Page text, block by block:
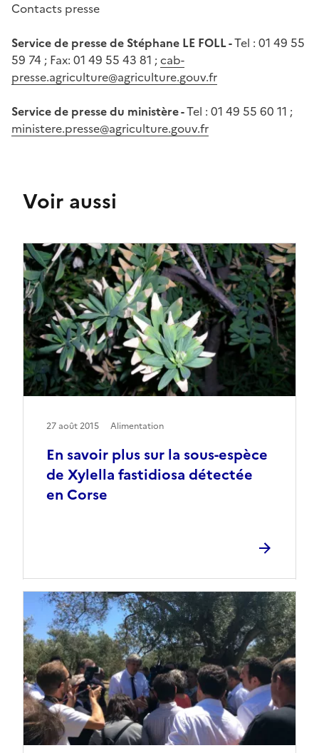
Contacts presse
Service de presse de Stéphane LE FOLL -Tel : 01 49 55
59 74 ; Fax: 01 49 55 43 81 ;cab-
presse.agriculture@agriculture.gouv.fr
Service de presse du ministère -Tel : 01 49 55 60 11 ;
ministere.presse@agriculture.gouv.fr
Voir aussi
En savoir plus sur la sous-espèce
de Xylella fastidiosa détectée
en Corse
27 août 2015 Alimentation